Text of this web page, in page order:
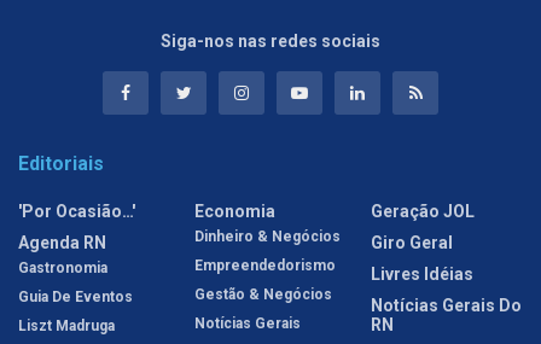
Siga-nos nas redes sociais
Editoriais
'Por Ocasião…'
Agenda RN
Gastronomia
Guia De Eventos
Liszt Madruga
Economia
Dinheiro & Negócios
Empreendedorismo
Gestão & Negócios
Notícias Gerais
Geração JOL
Giro Geral
Livres Idéias
Notícias Gerais Do
RN